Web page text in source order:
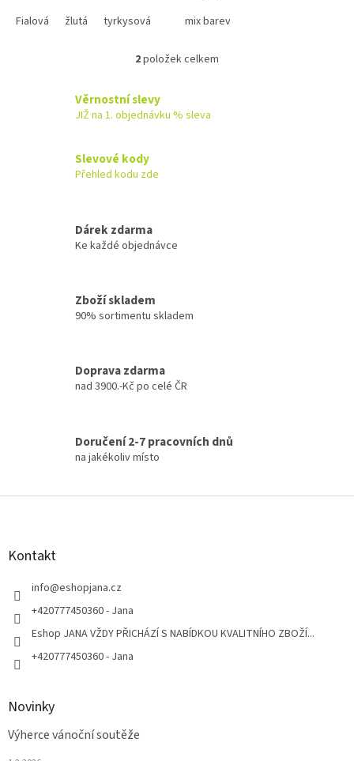
Fialová žlutá tyrkysová
mix barev
O
á
y
s
2položek celkem
Věrnostní slevy
JIŽ na 1. objednávku % sleva
Slevové kody
Přehled kodu zde
Dárek zdarma
Ke každé objednávce
Zboží skladem
90% sortimentu skladem
Doprava zdarma
nad 3900.-Kč po celé ČR
Doručení 2-7 pracovních dnů
na jakékoliv místo
Z
Kontakt
info@eshopjana.cz
+420777450360 - Jana
Eshop JANA VŽDY PŘICHÁZÍ S NABÍDKOU KVALITNÍHO ZBOŽÍ...
+420777450360 - Jana
Novinky
Výherce vánoční soutěže